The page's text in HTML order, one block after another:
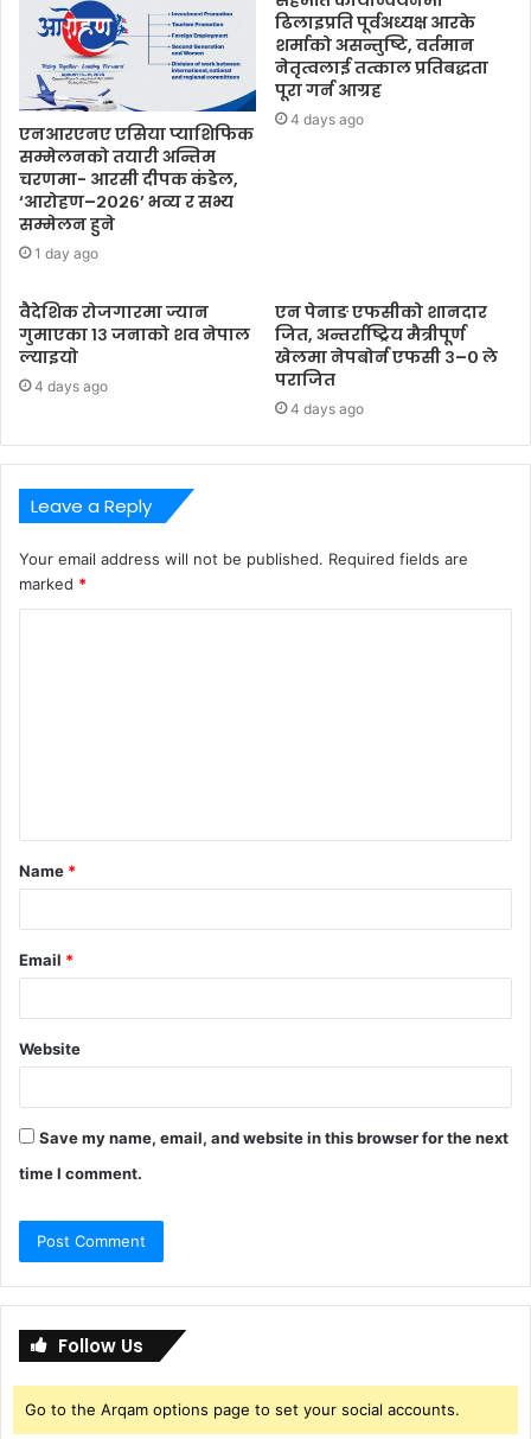
एनआरएनए एसिया प्याशिफिक
सम्मेलनको तयारी अन्तिम
चरणमा- आरसी दीपक कंडेल,
‘आरोहण–२०२६’ भव्य र सभ्य
सम्मेलन हुने
1 day ago
ढिलाइप्रति पूर्वअध्यक्ष आरके
शर्माको असन्तुष्टि, वर्तमान
नेतृत्वलाई तत्काल प्रतिबद्धता
पूरा गर्न आग्रह
4 days ago
वैदेशिक रोजगारमा ज्यान
गुमाएका १३ जनाको शव नेपाल
ल्याइयो
4 days ago
एन पेनाङ एफसीको शानदार
जित, अन्तर्राष्ट्रिय मैत्रीपूर्ण
खेलमा नेपबोर्न एफसी ३–० ले
पराजित
4 days ago
Leave a Reply
Your email address will not be published. Required fields are
marked *
t
*
Name *
Email *
Website
Save my name, email, and website in this browser for the next
time I comment.
Follow Us
Go to the Arqam options page to set your social accounts.